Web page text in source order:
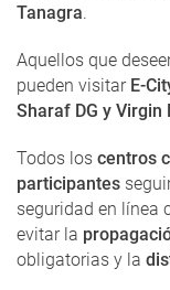
Tanagra.
Aquellos que
pueden visitar E-
Sharaf DG y Virgin
Todos los centros
participantes
seguridad en línea
evitar la
obligatorias y la